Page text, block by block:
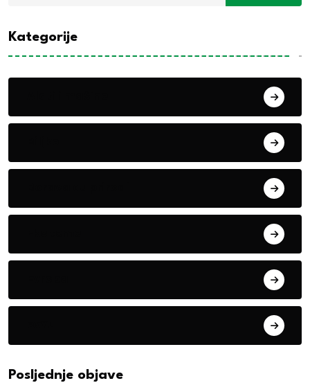
Kategorije
Posljednje objave